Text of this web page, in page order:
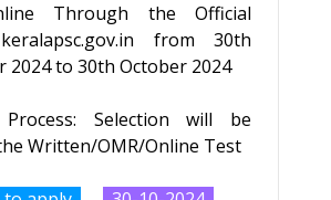
Through the Official
from 30th
2024 to 30th October 2024
Process: Selection will be
Written/OMR/Online Test